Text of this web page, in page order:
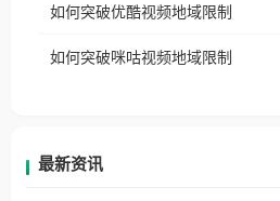
权限制所困扰。
制问题，且仅能在中国大陆地区
户收听网易云音乐地区
如何突破优酷视频地域限制
如何突破咪咕视频地域限制
最新资讯